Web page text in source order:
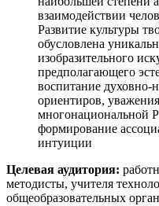
взаимодействии
Развитие культуры
обусловлена
изобразительного
предполагающего
воспитание духовно-
ориентиров,
многонациональной
формирование
интуиции
Целевая аудитория:
методисты, учителя
общеобразовательных